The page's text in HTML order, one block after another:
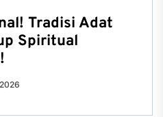
Tradisi Adat
Spiritual